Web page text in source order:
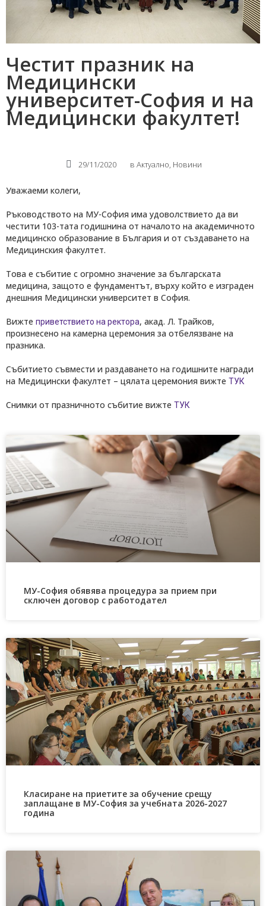
Честит празник на
Медицински
университет-София и на
Медицински факултет!
29/11/2020 в Актуално, Новини
Уважаеми колеги,
Ръководството на МУ-София има удоволствието да ви
честити 103-тата годишнина от началото на академичното
медицинско образование в България и от създаването на
Медицинския факултет.
Това е събитие с огромно значение за българската
медицина, защото е фундаментът, върху който е изграден
днешния Медицински университет в София.
Вижте приветствието на ректора, акад. Л. Трайков,
произнесено на камерна церемония за отбелязване на
празника.
Събитието съвмести и раздаването на годишните награди
на Медицински факултет – цялата церемония вижте ТУК
Снимки от празничното събитие вижте ТУК
МУ-София обявява процедура за прием при
сключен договор с работодател
Класиране на приетите за обучение срещу
заплащане в МУ-София за учебната 2026-2027
година